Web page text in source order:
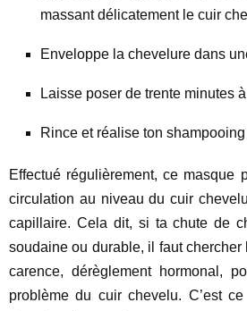
massant délicatement le cuir
Enveloppe la chevelure dans
Laisse poser de trente minutes
Rince et réalise ton
Effectué régulièrement, ce masque
circulation au niveau du cuir
capillaire. Cela dit, si ta chute de
soudaine ou durable, il faut chercher
carence, dérèglement hormonal,
problème du cuir chevelu. C’est